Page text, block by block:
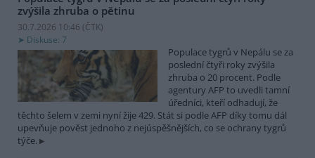
zvýšila zhruba o pětinu
30.7.2026 10:46 (ČTK)
Diskuse: 7
Populace tygrů v Nepálu se za
poslední čtyři roky zvýšila
zhruba o 20 procent. Podle
agentury AFP to uvedli tamní
úředníci, kteří odhadují, že
těchto šelem v zemi nyní žije 429. Stát si podle AFP díky tomu dál
upevňuje pověst jednoho z nejúspěšnějších, co se ochrany tygrů
týče.